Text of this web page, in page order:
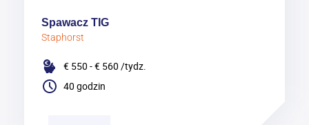
Spawacz TIG
Staphorst
€ 550 - € 560 /tydz.
40 godzin